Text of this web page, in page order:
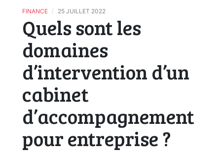
FINANCE / 25 JUILLET 2022
Quels sont les
domaines
d’intervention d’un
cabinet
d’accompagnement
pour entreprise ?